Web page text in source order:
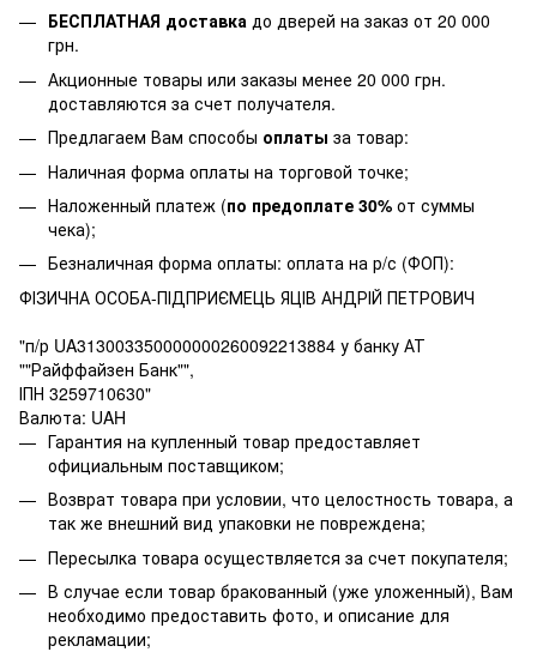
БЕСПЛАТНАЯ доставка до дверей на заказ от 20 000
грн.
Акционные товары или заказы менее 20 000 грн.
доставляются за счет получателя.
Предлагаем Вам способы оплаты за товар:
Наличная форма оплаты на торговой точке;
Наложенный платеж (по предоплате 30% от суммы
чека);
Безналичная форма оплаты: оплата на р/с (ФОП):
ФІЗИЧНА ОСОБА-ПІДПРИЄМЕЦЬ ЯЦІВ АНДРІЙ ПЕТРОВИЧ
"п/р UA313003350000000260092213884 у банку АТ
""Райффайзен Банк"",
ІПН 3259710630"
Валюта: UAH
Гарантия на купленный товар предоставляет
официальным поставщиком;
Возврат товара при условии, что целостность товара, а
так же внешний вид упаковки не повреждена;
Пересылка товара осуществляется за счет покупателя;
В случае если товар бракованный (уже уложенный), Вам
необходимо предоставить фото, и описание для
рекламации;